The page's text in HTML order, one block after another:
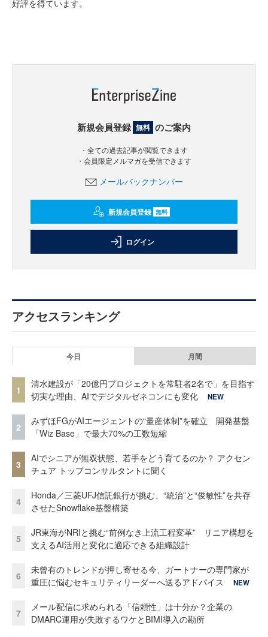
好評を得ています。
新規会員登録 無料 のご案内
・全ての過去記事が閲覧できます
・会員限定メルマガを受信できます
メールバックナンバー
新規会員登録 無料
ログイン
アクセスランキング
今日 月間
1
清水建設が「20億円プロジェクトを常駐者2名で」を目指す
切実な理由、AIでデジタルゼネコンにも変化
NEW
2
みずほFGがAIエージェントの“量産体制”を確立 開発基盤
「Wiz Base」で最大70%の工数短縮
3
AIでシニアが無双状態、若手をどう育てるのか？ アクセン
チュア トップコンサルタントに聞く
4
Honda／三菱UFJ信託銀行が挑む、“統治”と“俊敏性”を共存
させたSnowflake基盤構築
5
JR東海がNRIと挑む“前例なき上流工程変革” リニア構想を
支えるAI活用と変化に適応できる組織設計
6
未曾有のトレンドが押し寄せる今、ガートナーの専門家が
重圧に悩むセキュリティリーダーへ送るアドバイス
NEW
7
メール配信に求められる「信頼性」は十分か？企業の
DMARC運用が失敗するワケとBIMI導入の勘所